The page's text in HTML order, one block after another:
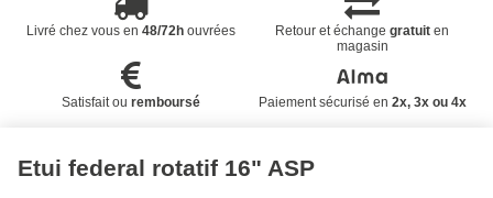
Livré chez vous en 48/72houvrées Retour et échangegratuit en
magasin
Satisfait ou remboursé Paiement sécurisé en 2x, 3x ou 4x
Etui federal rotatif 16" ASP